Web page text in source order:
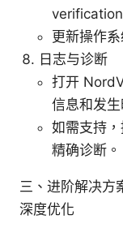
verification
更新操作
日志与诊断
打开
信息和发生
如需支持
精确诊断。
三、进阶解决方
深度优化